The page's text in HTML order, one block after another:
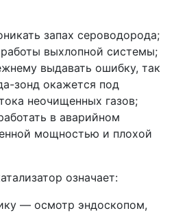
запах сероводорода;
выхлопной системы;
выдавать ошибку, так
зонд окажется под
неочищенных газов;
в аварийном
мощностью и плохой
означает:
— осмотр эндоскопом,